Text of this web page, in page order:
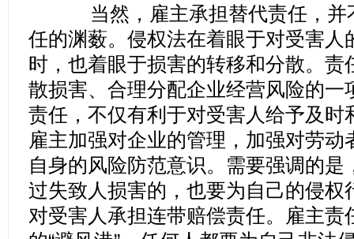
当然，雇主承担替代责任，并
任的渊薮。侵权法在着眼于对受害人
时，也着眼于损害的转移和分散。责
散损害、合理分配企业经营风险的一
责任，不仅有利于对受害人给予及时
雇主加强对企业的管理，加强对劳动
自身的风险防范意识。需要强调的是
过失致人损害的，也要为自己的侵权
对受害人承担连带赔偿责任。雇主责